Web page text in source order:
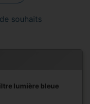
souhaits
lumière bleue